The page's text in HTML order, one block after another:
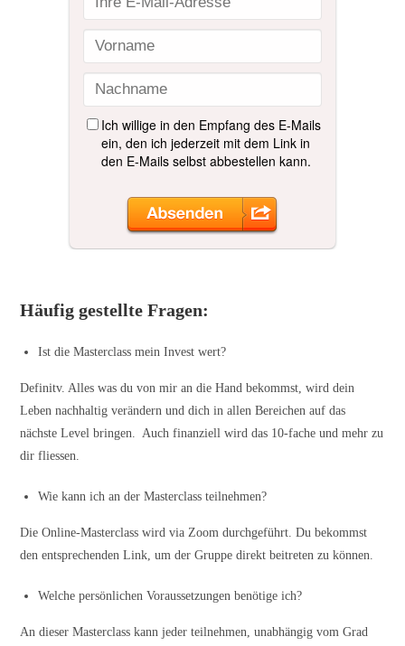
Häufig gestellte Fragen:
Ist die Masterclass mein Invest wert?
Definitv. Alles was du von mir an die Hand bekommst, wird dein
Leben nachhaltig verändern und dich in allen Bereichen auf das
nächste Level bringen. Auch finanziell wird das 10-fache und mehr zu
dir fliessen.
Wie kann ich an der Masterclass teilnehmen?
Die Online-Masterclass wird via Zoom durchgeführt. Du bekommst
den entsprechenden Link, um der Gruppe direkt beitreten zu können.
Welche persönlichen Voraussetzungen benötige ich?
An dieser Masterclass kann jeder teilnehmen, unabhängig vom Grad